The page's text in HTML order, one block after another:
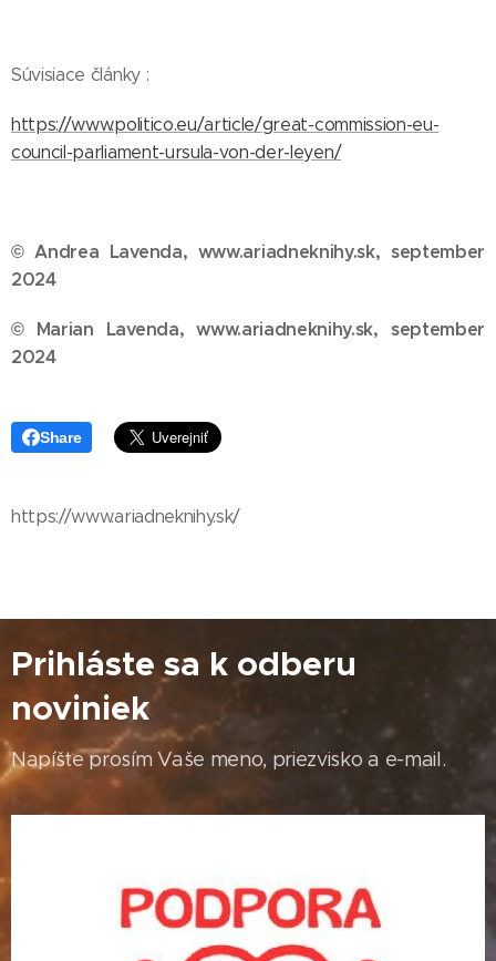
Súvisiace články :
https://www.politico.eu/article/great-commission-eu-
council-parliament-ursula-von-der-leyen/
© Andrea Lavenda, www.ariadneknihy.sk, september
2024
© Marian Lavenda, www.ariadneknihy.sk, september
2024
Share
https://www.ariadneknihy.sk/
Prihláste sa k odberu
noviniek
Napíšte prosím Vaše meno, priezvisko a e-mail.